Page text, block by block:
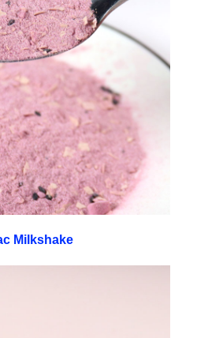
Milkshake